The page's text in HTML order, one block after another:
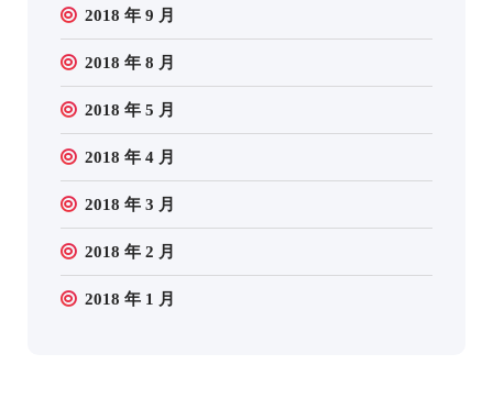
2018 年 9 月
2018 年 8 月
2018 年 5 月
2018 年 4 月
2018 年 3 月
2018 年 2 月
2018 年 1 月